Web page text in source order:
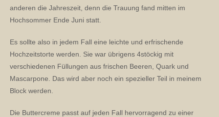
anderen die Jahreszeit, denn die Trauung fand mitten im
Hochsommer Ende Juni statt.
Es sollte also in jedem Fall eine leichte und erfrischende
Hochzeitstorte werden. Sie war übrigens 4stöckig mit
verschiedenen Füllungen aus frischen Beeren, Quark und
Mascarpone. Das wird aber noch ein spezieller Teil in meinem
Block werden.
Die Buttercreme passt auf jeden Fall hervorragend zu einer